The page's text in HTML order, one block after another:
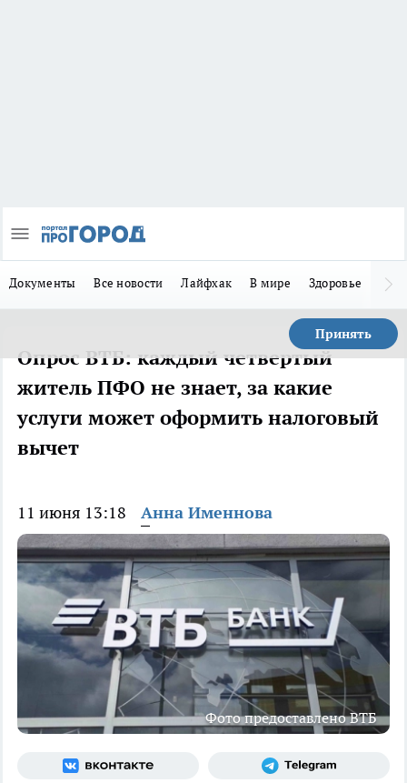
Документы Все новости Лайфхак В мире Здоровье
Принять
Опрос ВТБ: каждый четвертый
житель ПФО не знает, за какие
услуги может оформить налоговый
вычет
11 июня 13:18 Анна Именнова
Фото предоставлено ВТБ